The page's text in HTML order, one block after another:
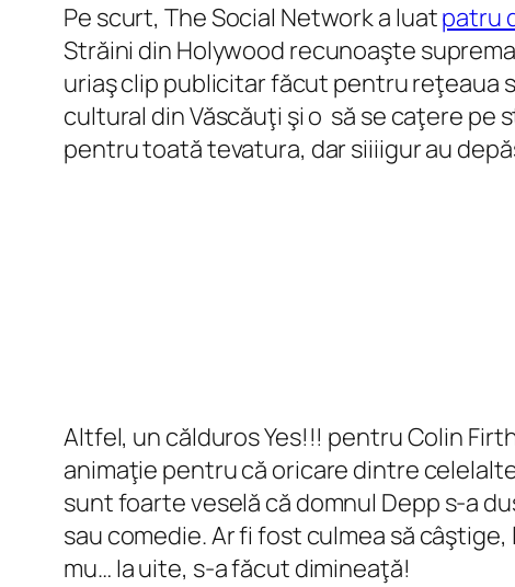
Pe scurt, The Social Network a luatpatru
Străini din Holywood recunoaşte
uriaş clip publicitar făcut pentru reţeaua
cultural din Văscăuţi şi o să se caţere pe
pentru toată tevatura, dar siiiigur au
Altfel, un călduros Yes!!! pentru Colin
animaţie pentru că oricare dintre
sunt foarte veselă că domnul Depp s-a
sau comedie. Ar fi fost culmea să
mu… Ia uite, s-a făcut dimineaţă!